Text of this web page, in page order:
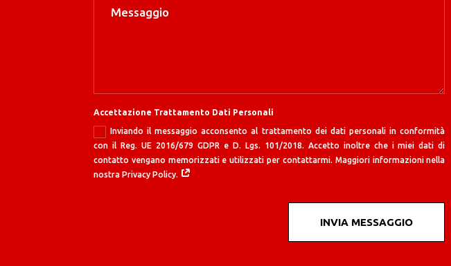
Accettazione Trattamento Dati Personali
Inviando il messaggio acconsento al trattamento dei dati personali in conformità
con il Reg. UE 2016/679 GDPR e D. Lgs. 101/2018. Accetto inoltre che i miei dati di
contatto vengano memorizzati e utilizzati per contattarmi. Maggiori informazioni nella
nostra Privacy Policy.
INVIA MESSAGGIO